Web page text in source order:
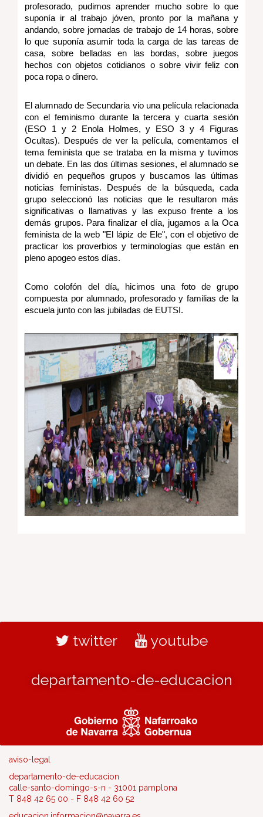
profesorado, pudimos aprender mucho sobre lo que
suponía ir al trabajo jóven, pronto por la mañana y
andando, sobre jornadas de trabajo de 14 horas, sobre
lo que suponía asumir toda la carga de las tareas de
casa, sobre belladas en las bordas, sobre juegos
hechos con objetos cotidianos o sobre vivir feliz con
poca ropa o dinero.
El alumnado de Secundaria vio una película relacionada
con el feminismo durante la tercera y cuarta sesión
(ESO 1 y 2 Enola Holmes, y ESO 3 y 4 Figuras
Ocultas). Después de ver la película, comentamos el
tema feminista que se trataba en la misma y tuvimos
un debate. En las dos últimas sesiones, el alumnado se
dividió en pequeños grupos y buscamos las últimas
noticias feministas. Después de la búsqueda, cada
grupo seleccionó las noticias que le resultaron más
significativas o llamativas y las expuso frente a los
demás grupos. Para finalizar el día, jugamos a la Oca
feminista de la web "El lápiz de Ele", con el objetivo de
practicar los proverbios y terminologías que están en
pleno apogeo estos días.
Como colofón del día, hicimos una foto de grupo
compuesta por alumnado, profesorado y familias de la
escuela junto con las jubiladas de EUTSI.
twitter youtube
departamento-de-educacion
aviso-legal
departamento-de-educacion
calle-santo-domingo-s-n - 31001 pamplona
T 848 42 65 00 - F 848 42 60 52